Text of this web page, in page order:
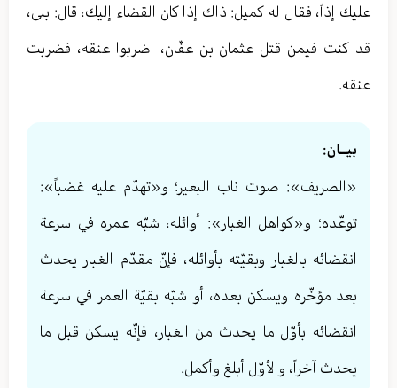
عليك إذاً، فقال له كميل: ذاك إذا كان القضاء إليك، قال: بلى،
قد كنت فيمن قتل عثمان بن عفّان، اضربوا عنقه، فضربت
عنقه.
بيــان:
«الصريف»: صوت ناب البعير؛ و«تهدّم عليه غضباً»:
توعّده؛ و«كواهل الغبار»: أوائله، شبّه عمره في سرعة
انقضائه بالغبار وبقيّته بأوائله، فإنّ مقدّم الغبار يحدث
بعد مؤخّره ويسكن بعده، أو شبّه بقيّة العمر في سرعة
انقضائه بأوّل ما يحدث من الغبار، فإنّه يسكن قبل ما
يحدث آخراً، والأوّل أبلغ وأكمل.